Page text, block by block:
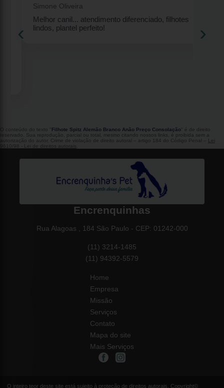
Simone Oliveira
Melhor canil... atendimento diferenciado, filhotes
lindos, plantel perfeito!
‹ ›
O conteúdo do texto " Filhote Spitz Alemão Branco Anão Preço Consolação " é de direito
reservado. Sua reprodução, parcial ou total, mesmo citando nossos links, é proibida sem a
autorização do autor. Crime de violação de direito autoral – artigo 184 do Código Penal –
Lei
9610/98 - Lei de direitos autorais .
Encrenquinhas
Rua Alagoas , 184 São Paulo - CEP: 01242-000
(11) 3214-1485
(11) 94392-5579
Home
Empresa
Missão
Serviços
Contato
Mapa do site
Mais Serviços
O inteiro teor deste site está sujeito à proteção de direitos autorais. Copyright©